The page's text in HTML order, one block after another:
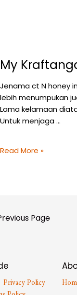
My
Jenama ct N honey
lebih menumpukan
Lama kelamaan
Untuk menjaga …
Read More »
Page
Privacy Policy